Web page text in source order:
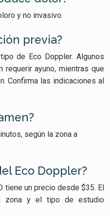
y no invasivo.
previa?
de Eco Doppler. Algunos
requerir ayuno, mientras que
Confirma las indicaciones al
según la zona a
Eco Doppler?
tiene un precio desde $35. El
zona y el tipo de estudio